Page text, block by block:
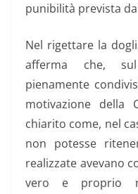
punibilità prevista
Nel rigettare la
afferma che,
pienamente
motivazione della
chiarito come, nel
non potesse
realizzate avevano
vero e proprio